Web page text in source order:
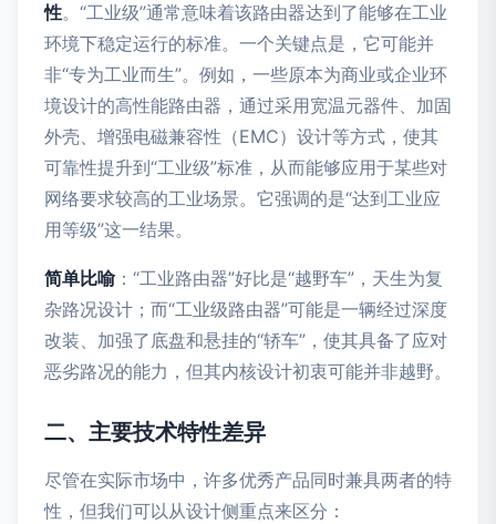
性。“工业级”通常意味着该路由器达到了能够在工业
环境下稳定运行的标准。一个关键点是，它可能并
非“专为工业而生”。例如，一些原本为商业或企业环
境设计的高性能路由器，通过采用宽温元器件、加固
外壳、增强电磁兼容性（EMC）设计等方式，使其
可靠性提升到“工业级”标准，从而能够应用于某些对
网络要求较高的工业场景。它强调的是“达到工业应
用等级”这一结果。
简单比喻：“工业路由器”好比是“越野车”，天生为复
杂路况设计；而“工业级路由器”可能是一辆经过深度
改装、加强了底盘和悬挂的“轿车”，使其具备了应对
恶劣路况的能力，但其内核设计初衷可能并非越野。
二、主要技术特性差异
尽管在实际市场中，许多优秀产品同时兼具两者的特
性，但我们可以从设计侧重点来区分：